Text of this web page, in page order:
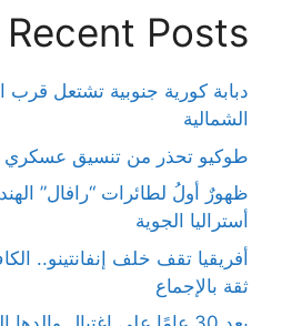
Recent Posts
دبابة كورية جنوبية تشتعل قرب
الشمالية
طوكيو تحذر من تنسيق
ظهورٌ أولُ لطائرات “رافال”
أستراليا الجوية
أفريقيا تقف خلف إنفانتينو..
ثقة بالإجماع